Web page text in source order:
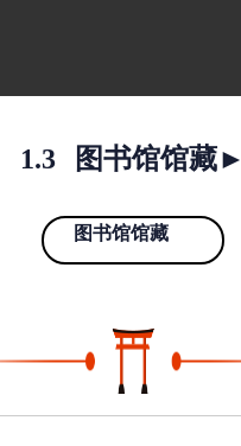
1.3 图书馆馆藏►
图书馆馆藏